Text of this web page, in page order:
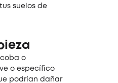
suelos de
o
o específico
podrían dañar